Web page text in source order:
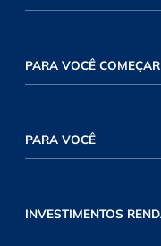
PARA VOCÊ COMEÇAR
PARA VOCÊ
INVESTIMENTOS